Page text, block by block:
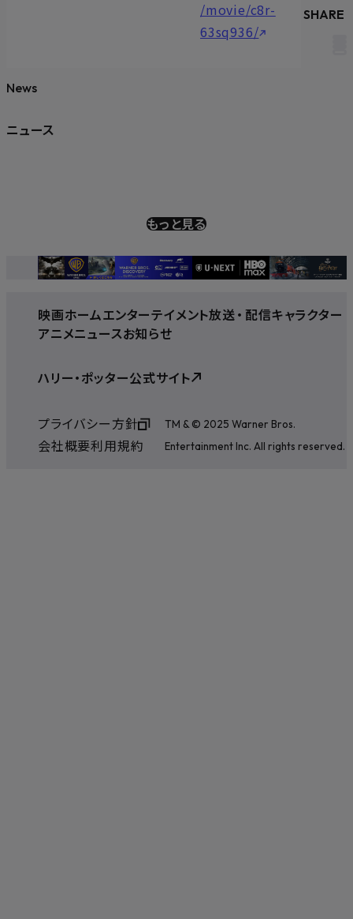
/movie/c8r-
63sq936/
SHARE
News
ニュース
もっと見る
映画ホームエンターテイメント放送・ 配信キャラクター
アニメニュースお知らせ
ハリー・ポッター公式サイト
プライバシー方針
会社概要利用規約
TM & © 2025 Warner Bros.
Entertainment Inc. All rights reserved.